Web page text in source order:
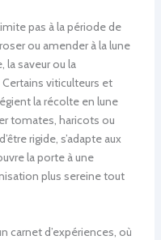
pas à la période de
ou amender à la lune
la saveur ou la
viticulteurs et
la récolte en lune
tomates, haricots ou
rigide, s’adapte aux
la porte à une
plus sereine tout
carnet d’expériences, où